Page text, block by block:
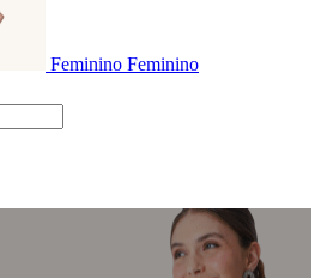
Feminino Feminino